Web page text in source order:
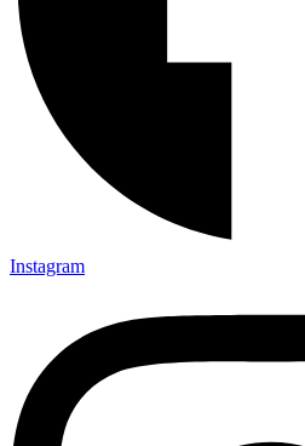
Instagram